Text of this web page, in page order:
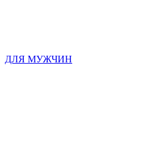
ДЛЯ МУЖЧИН